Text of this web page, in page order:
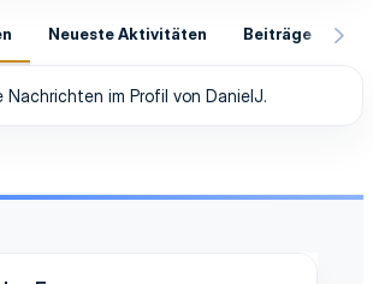
Neueste Aktivitäten Beiträge
Nachrichten im Profil von DanielJ.